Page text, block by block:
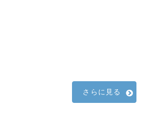
さらに見る